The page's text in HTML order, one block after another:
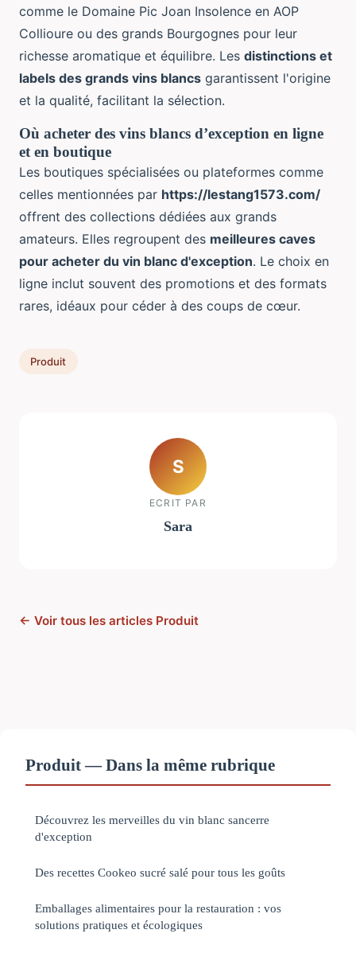
comme le Domaine Pic Joan Insolence en AOP
Collioure ou des grands Bourgognes pour leur
richesse aromatique et équilibre. Les distinctions et
labels des grands vins blancs garantissent l'origine
et la qualité, facilitant la sélection.
Où acheter des vins blancs d’exception en ligne
et en boutique
Les boutiques spécialisées ou plateformes comme
celles mentionnées par https://lestang1573.com/
offrent des collections dédiées aux grands
amateurs. Elles regroupent des meilleures caves
pour acheter du vin blanc d'exception. Le choix en
ligne inclut souvent des promotions et des formats
rares, idéaux pour céder à des coups de cœur.
Produit
S
ECRIT PAR
Sara
← Voir tous les articles Produit
Produit — Dans la même rubrique
Découvrez les merveilles du vin blanc sancerre
d'exception
Des recettes Cookeo sucré salé pour tous les goûts
Emballages alimentaires pour la restauration : vos
solutions pratiques et écologiques